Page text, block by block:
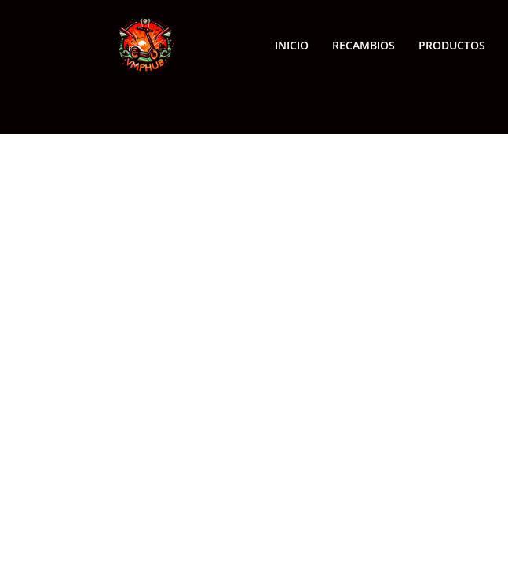
INICIO RECAMBIOS PRODUCTOS